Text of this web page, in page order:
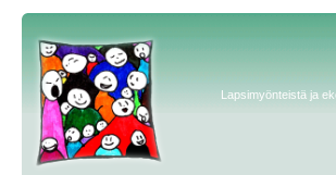
Lapsimyönteistä ja